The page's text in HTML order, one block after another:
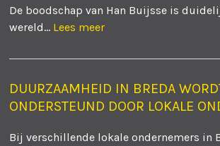
De boodschap van Han Buijsse is
wereld... Lees meer
DUURZAAMHEID IN BREDA
ONDERSTEUND DOOR LOKALE
Bij verschillende lokale ondernemers in